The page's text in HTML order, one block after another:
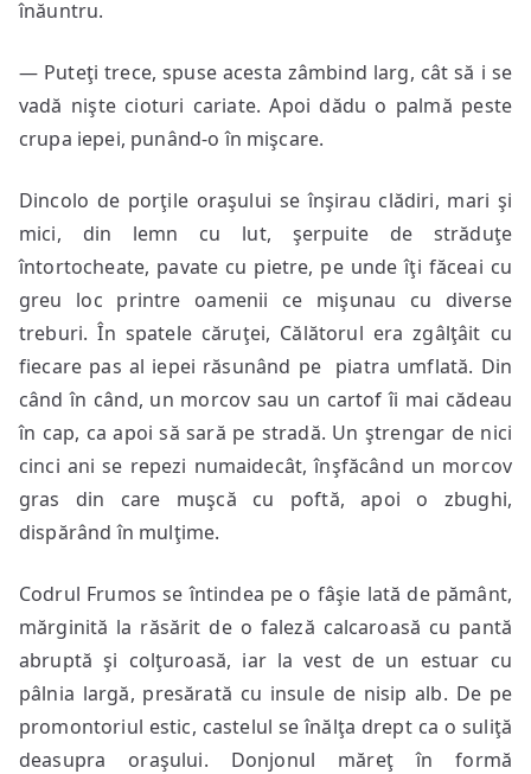
înăuntru.
— Puteţi trece, spuse acesta zâmbind larg, cât să i se
vadă nişte cioturi cariate. Apoi dădu o palmă peste
crupa iepei, punând-o în mişcare.
Dincolo de porţile oraşului se înşirau clădiri, mari şi
mici, din lemn cu lut, şerpuite de străduţe
întortocheate, pavate cu pietre, pe unde îţi făceai cu
greu loc printre oamenii ce mişunau cu diverse
treburi. În spatele căruţei, Călătorul era zgâlţâit cu
fiecare pas al iepei răsunând pe piatra umflată. Din
când în când, un morcov sau un cartof îi mai cădeau
în cap, ca apoi să sară pe stradă. Un ştrengar de nici
cinci ani se repezi numaidecât, înşfăcând un morcov
gras din care muşcă cu poftă, apoi o zbughi,
dispărând în mulţime.
Codrul Frumos se întindea pe o fâşie lată de pământ,
mărginită la răsărit de o faleză calcaroasă cu pantă
abruptă şi colţuroasă, iar la vest de un estuar cu
pâlnia largă, presărată cu insule de nisip alb. De pe
promontoriul estic, castelul se înălţa drept ca o suliţă
deasupra oraşului. Donjonul măreţ în formă